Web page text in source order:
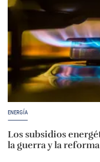
ENERGÍA
Los subsidios
la guerra y la